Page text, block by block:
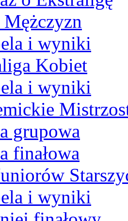
i wyniki
Kobiet
i wyniki
grupowa
finałowa
i wyniki